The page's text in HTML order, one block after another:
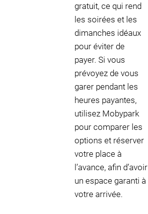
gratuit, ce qui rend
les soirées et les
dimanches idéaux
pour éviter de
payer. Si vous
prévoyez de vous
garer pendant les
heures payantes,
utilisez Mobypark
pour comparer les
options et réserver
votre place à
l’avance, afin d’avoir
un espace garanti à
votre arrivée.